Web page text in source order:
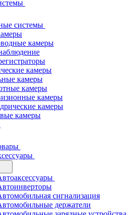
системы
камеры
камеры
камеры
камеры
камеры
камеры
камеры
сигнализация
держатели